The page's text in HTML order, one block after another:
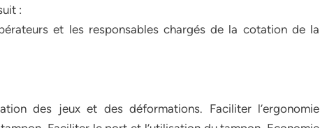
:
et les responsables chargés de la cotation de la
des jeux et des déformations. Faciliter l’ergonomie